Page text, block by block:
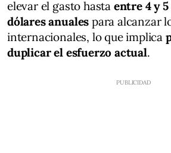
elevar el gasto hasta entre 4 y
dólares anuales para alcanzar
internacionales, lo que implica
duplicar el esfuerzo actual.